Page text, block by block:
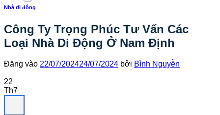
Nhà di động
Công Ty Trọng Phúc Tư Vấn Các
Loại Nhà Di Động Ở Nam Định
Đăng vào 22/07/202424/07/2024 bởi Bình Nguyễn
22
Th7